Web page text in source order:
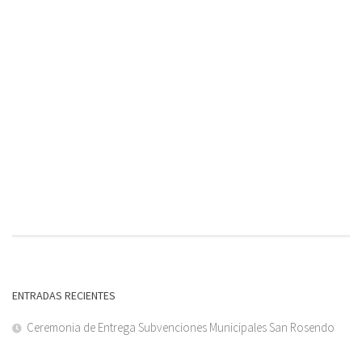
ENTRADAS RECIENTES
Ceremonia de Entrega Subvenciones Municipales San Rosendo